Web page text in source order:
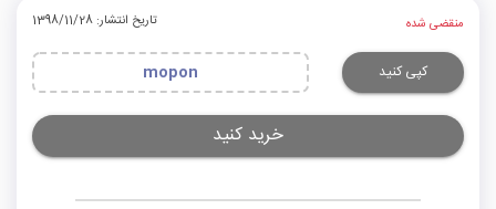
منقضی شده تاریخ انتشار: 1398/11/28
کپی کنید mopon
خرید کنید